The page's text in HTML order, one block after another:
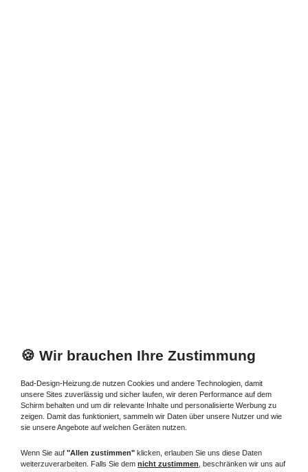
🍪 Wir brauchen Ihre Zustimmung
Bad-Design-Heizung.de nutzen Cookies und andere Technologien, damit
unsere Sites zuverlässig und sicher laufen, wir deren Performance auf dem
Schirm behalten und um dir relevante Inhalte und personalisierte Werbung zu
zeigen. Damit das funktioniert, sammeln wir Daten über unsere Nutzer und wie
sie unsere Angebote auf welchen Geräten nutzen.
Wenn Sie auf "Allen zustimmen" klicken, erlauben Sie uns diese Daten
weiterzuverarbeiten. Falls Sie dem nicht zustimmen , beschränken wir uns auf